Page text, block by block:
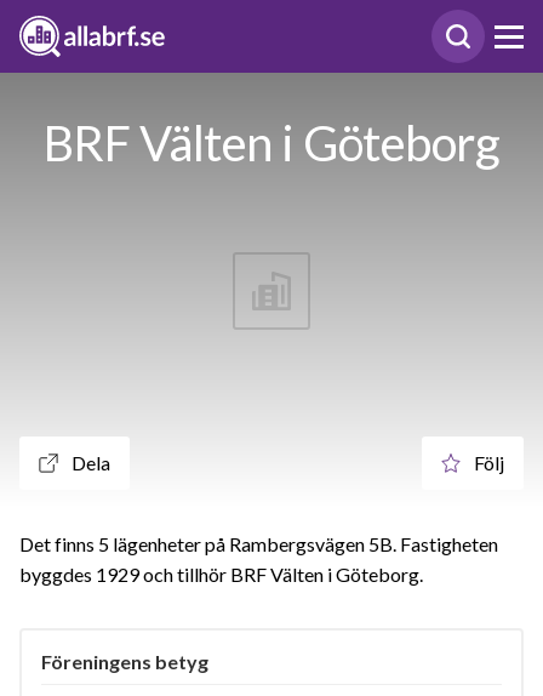
BRF Välten i Göteborg
Dela Följ
Det finns 5 lägenheter på Rambergsvägen 5B. Fastigheten
byggdes 1929 och tillhör BRF Välten i Göteborg.
Föreningens betyg